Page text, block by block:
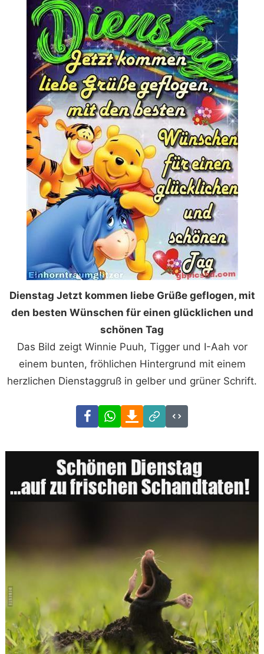
Dienstag Jetzt kommen liebe Grüße geflogen, mit
den besten Wünschen für einen glücklichen und
schönen Tag
Das Bild zeigt Winnie Puuh, Tigger und I-Aah vor
einem bunten, fröhlichen Hintergrund mit einem
herzlichen Dienstaggruß in gelber und grüner Schrift.
FacebookWhatsAppDownload
Link
Code